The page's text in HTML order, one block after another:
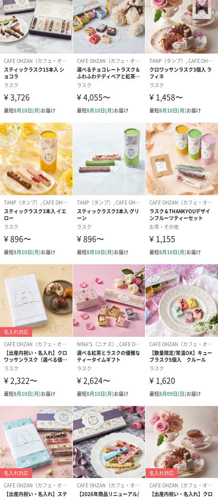
お渡しの際も可愛く
キュートなピンクカラーのブランドオリジナル手提げ袋です。
※手提げ袋はオプションとなります。ご入用の方は購入画面でご
選択ください。
※おまとめ買いでご入用の場合、紙袋も1枚ずつ必要枚数分ご選択
ください。
CAFE OHZAN
「スウィーツは可愛く」
「スウィーツは可愛く」が私たちのお菓子づくりの信条です。ス
ウィーツは女性にとっての甘い夢であり、幸せの象徴。可愛いス
ウィーツを食べる幸せ、大切なあの人にプレゼントしたいと想え
る幸せ、あの人が笑顔になる幸せ。そんな甘い夢・・・それがス
ウィーツだと信じています。
商品詳細情報
外装サイズ
29.5cm×16.0cm×7.0cm
残存消費期限
お届け日から1週間
アレルゲン情
報
8品目：小麦・乳・卵・くるみ
20品目：大豆・ゼラチン・オレンジ・アーモンド・カ
シューナッツ
個包装有無
内容量／数量
シュガー、キャラメル、ミルクチョコレート、ホワイ
トチョコレート、ストロベリーホワイトチョコレー
ト、ナッツミルクチョコレート×各1
配送について
・本商品は出荷時の気温によって常温便またはクール
便（冷蔵）で発送いたします。
・クール便の発送不可地域（小笠原諸島・伊豆諸島）
へのお届けはできかねます。ご注文いただいた際には
キャンセルにて対応させていただきます。
・クール便の保管期限は初回お届け日から3日間程度で
ございます。お早めにお受け取りくださいますようお
願いいたします。